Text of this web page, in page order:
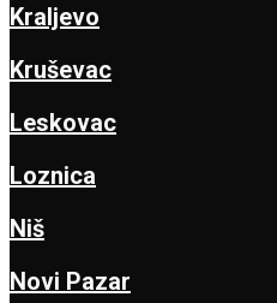
Kraljevo
Kruševac
Leskovac
Loznica
Niš
Novi Pazar